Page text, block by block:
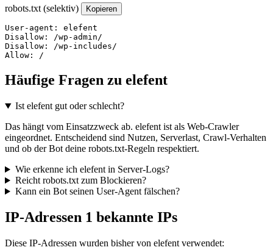
robots.txt (selektiv) Kopieren
User-agent: elefent
Disallow: /wp-admin/
Disallow: /wp-includes/
Allow: /
Häufige Fragen zu elefent
Ist elefent gut oder schlecht?
Das hängt vom Einsatzzweck ab. elefent ist als Web-Crawler
eingeordnet. Entscheidend sind Nutzen, Serverlast, Crawl-Verhalten
und ob der Bot deine robots.txt-Regeln respektiert.
Wie erkenne ich elefent in Server-Logs?
Reicht robots.txt zum Blockieren?
Kann ein Bot seinen User-Agent fälschen?
IP-Adressen 1 bekannte IPs
Diese IP-Adressen wurden bisher von elefent verwendet: